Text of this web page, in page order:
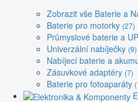
Zobrazit vše Baterie a
Baterie pro motorky (27)
Průmyslové baterie a
Univerzální nabíječky (9)
Nabíjecí baterie a
Zásuvkové adaptéry (7)
Baterie pro fotoaparáty